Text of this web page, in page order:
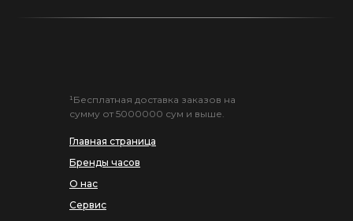
Главная страница
Бренды часов
О нас
Сервис
¹Бесплатная доставка заказов на
сумму от 5000000 сум и выше.